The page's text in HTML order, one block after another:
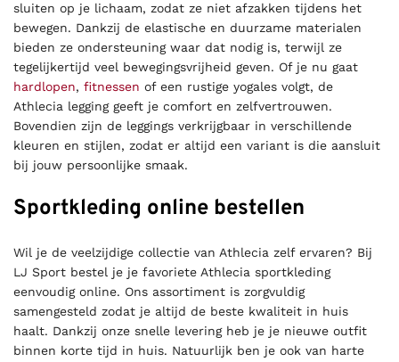
sluiten op je lichaam, zodat ze niet afzakken tijdens het
bewegen. Dankzij de elastische en duurzame materialen
bieden ze ondersteuning waar dat nodig is, terwijl ze
tegelijkertijd veel bewegingsvrijheid geven. Of je nu gaat
hardlopen, fitnessen of een rustige yogales volgt, de
Athlecia legging geeft je comfort en zelfvertrouwen.
Bovendien zijn de leggings verkrijgbaar in verschillende
kleuren en stijlen, zodat er altijd een variant is die aansluit
bij jouw persoonlijke smaak.
Sportkleding online bestellen
Wil je de veelzijdige collectie van Athlecia zelf ervaren? Bij
LJ Sport bestel je je favoriete Athlecia sportkleding
eenvoudig online. Ons assortiment is zorgvuldig
samengesteld zodat je altijd de beste kwaliteit in huis
haalt. Dankzij onze snelle levering heb je je nieuwe outfit
binnen korte tijd in huis. Natuurlijk ben je ook van harte